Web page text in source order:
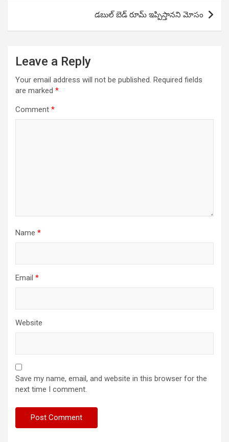
డబుల్ బెడ్ రూమ్ ఇప్పిస్తానని మోసం
Leave a Reply
Your email address will not be published. Required fields
are marked *
Comment *
Name *
Email *
Website
Save my name, email, and website in this browser for the
next time I comment.